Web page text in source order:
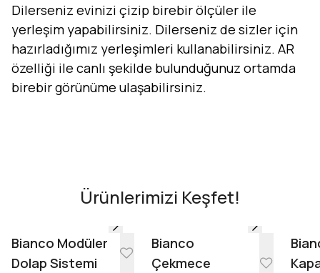
Dilerseniz evinizi çizip birebir ölçüler ile
yerleşim yapabilirsiniz. Dilerseniz de sizler için
hazırladığımız yerleşimleri kullanabilirsiniz. AR
özelliği ile canlı şekilde bulunduğunuz ortamda
birebir görünüme ulaşabilirsiniz.
Tasarıma Başla
Ürünlerimizi Keşfet!
Bianco Modüler
Dolap Sistemi
Bianco
Çekmece